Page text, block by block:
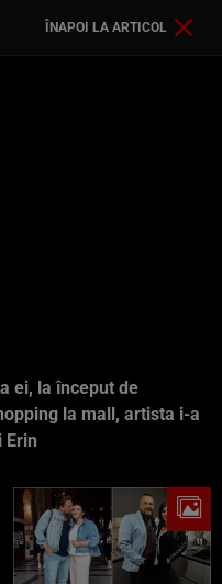
ÎNAPOI LA ARTICOL
ei, la început de
la mall, artista i-a
Erin